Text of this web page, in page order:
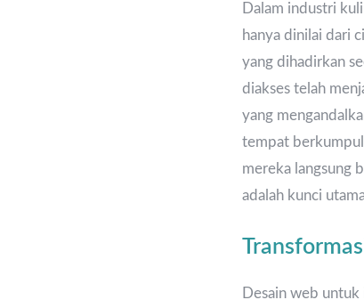
Dalam industri
hanya dinilai dari
yang dihadirkan
diakses telah
yang
tempat
mereka langsung
adalah kunci
Desain web untuk